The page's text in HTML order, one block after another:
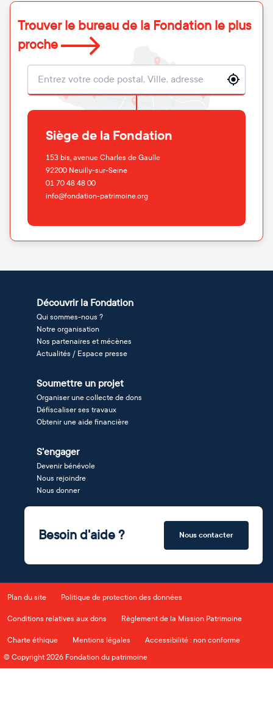
Trouver le bureau de la Fondation le plus
proche
Localisation
Siège de la Fondation
153 bis, avenue Charles de Gaulle
92200 Neuilly-sur-Seine
01 70 48 48 00
info@fondation-patrimoine.org
Découvrir la Fondation
Qui sommes-nous ?
Notre organisation
Nos partenaires et mécènes
Actualités / Espace presse
Soumettre un projet
Organiser une collecte de dons
Défiscaliser ses travaux
Obtenir une aide financière
S'engager
Devenir bénévole
Nous rejoindre
Nous donner
Besoin d'aide ? Nous contacter
Plan du site Politique de protection des données
Conditions relatives aux dons Règlement de la Mission Patrimoine
Charte éthique Mentions légales
Accessibilité : non conforme
© Copyright 2026 Fondation du patrimoine